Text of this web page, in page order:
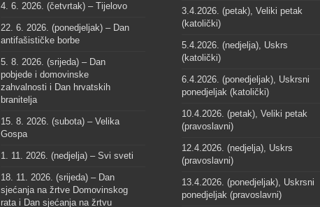
4. 6. 2026. (četvrtak) – Tijelovo
22. 6. 2026. (ponedjeljak) – Dan
antifašističke borbe
5. 8. 2026. (srijeda) – Dan
pobjede i domovinske
zahvalnosti i Dan hrvatskih
branitelja
15. 8. 2026. (subota) – Velika
Gospa
1. 11. 2026. (nedjelja) – Svi sveti
18. 11. 2026. (srijeda) – Dan
sjećanja na žrtve Domovinskog
rata i Dan sjećanja na žrtvu
3.4.2026. (petak), Veliki petak
(katolički)
5.4.2026. (nedjelja), Uskrs
(katolički)
6.4.2026. (ponedjeljak), Uskrsni
ponedjeljak (katolički)
10.4.2026. (petak), Veliki petak
(pravoslavni)
12.4.2026. (nedjelja), Uskrs
(pravoslavni)
13.4.2026. (ponedjeljak), Uskrsni
ponedjeljak (pravoslavni)